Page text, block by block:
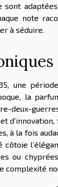
sont
note
à séduire.
une
la
deux-
à la fois
ou
complexité